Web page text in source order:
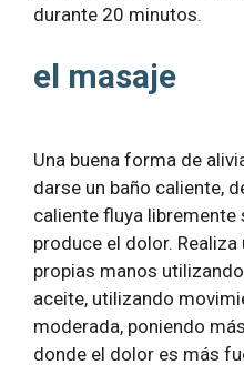
durante 20 minutos.
el masaje
Una buena forma de
darse un baño caliente,
caliente fluya libremente
produce el dolor.
propias manos
aceite, utilizando
moderada, poniendo
donde el dolor es más